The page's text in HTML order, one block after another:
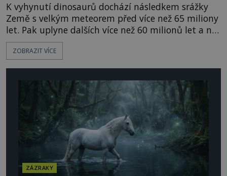
K vyhynutí dinosaurů dochází následkem srážky
Země s velkým meteorem před více než 65 miliony
let. Pak uplyne dalších více než 60 milionů let a na
Zemi se objeví první příslušníci rodu Homo. Tak
historii popisují dějepisné učebnice. V této
ZOBRAZIT VÍCE
ZÁZRAKY